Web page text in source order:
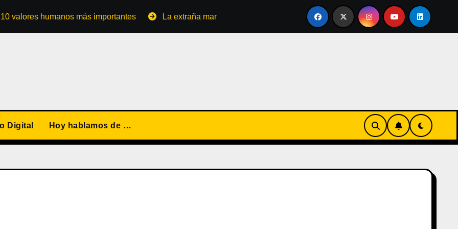
humanos más importantes La extraña manera de convertirse en familia El primer tour de la India Chiquitina
Digital Hoy hablamos de …